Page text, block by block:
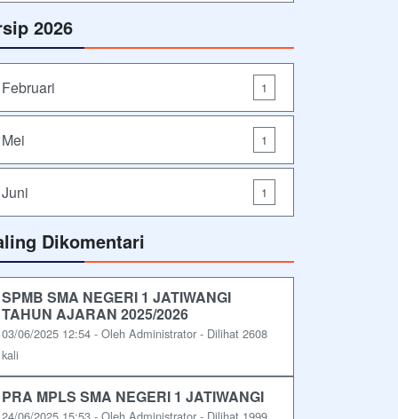
2026
Februari 1
Mei 1
Juni 1
Dikomentari
SPMB SMA NEGERI 1 JATIWANGI
TAHUN AJARAN 2025/2026
03/06/2025 12:54 - Oleh Administrator - Dilihat 2608
kali
PRA MPLS SMA NEGERI 1 JATIWANGI